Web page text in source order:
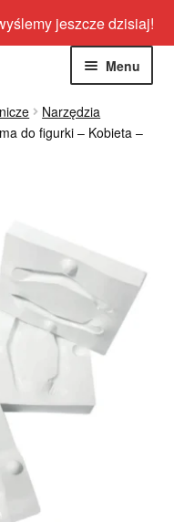
jeszcze dzisiaj!
Menu
menu
menu
Narzędzia
do figurki – Kobieta –